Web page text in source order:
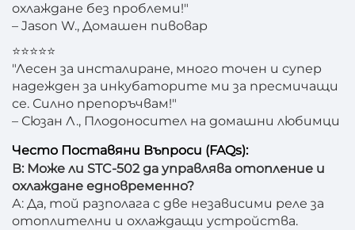
охлаждане без проблеми!"
– Jason W., Домашен пивовар
⭐⭐⭐⭐⭐
"Лесен за инсталиране, много точен и супер
надежден за инкубаторите ми за пресмичащи
се. Силно препоръчвам!"
– Сюзан Л., Плодоносител на домашни любимци
Често Поставяни Въпроси (FAQs):
В: Може ли STC-502 да управлява отопление и
охлаждане едновременно?
А: Да, той разполага с две независими реле за
отоплителни и охлаждащи устройства.